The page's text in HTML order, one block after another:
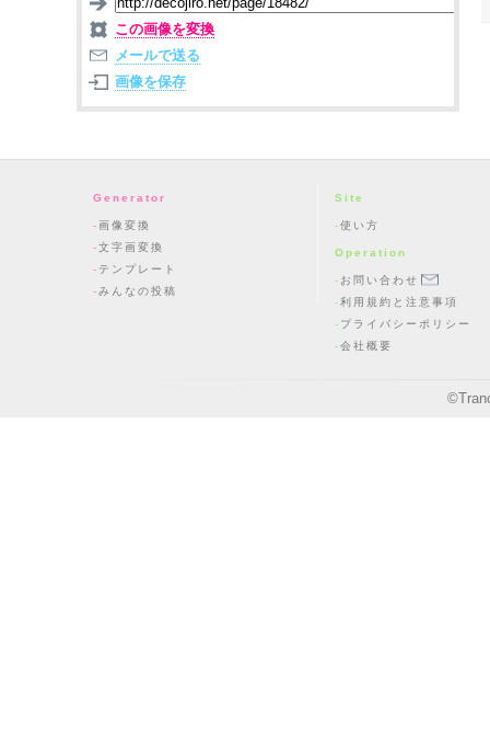
この画像を変換
メールで送る
画像を保存
Generator
画像変換
文字画変換
テンプレート
みんなの投稿
Site
使い方
Operation
お問い合わせ
利用規約と注意事項
プライバシーポリシー
会社概要
©